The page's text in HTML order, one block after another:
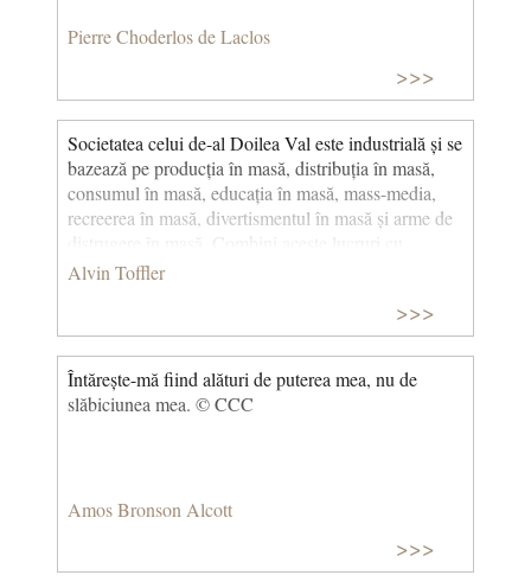
Pierre Choderlos de Laclos
>>>
Societatea celui de-al Doilea Val este industrială și se
bazează pe producția în masă, distribuția în masă,
consumul în masă, educația în masă, mass-media,
recreerea în masă, divertismentul în masă și arme de
distrugere în masă. Combini aceste lucruri cu
standardizarea, centralizarea, concentrarea și
Alvin Toffler
>>>
Întărește-mă fiind alături de puterea mea, nu de
slăbiciunea mea. © CCC
Amos Bronson Alcott
>>>